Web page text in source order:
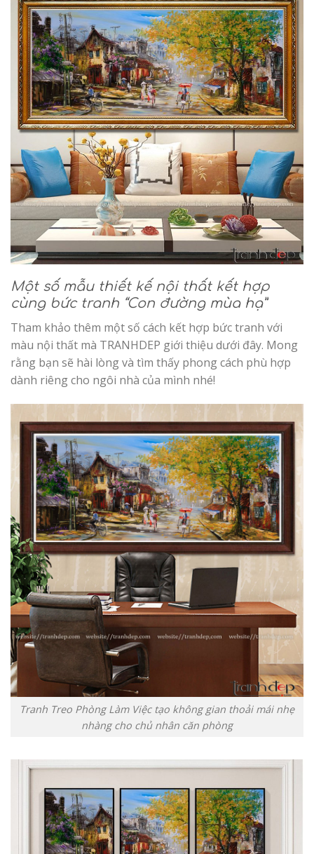
Một số mẫu thiết kế nội thất kết hợp
cùng bức tranh “Con đường mùa hạ”
Tham khảo thêm một số cách kết hợp bức tranh với
màu nội thất mà TRANHDEP giới thiệu dưới đây. Mong
rằng bạn sẽ hài lòng và tìm thấy phong cách phù hợp
dành riêng cho ngôi nhà của mình nhé!
Tranh Treo Phòng Làm Việc tạo không gian thoải mái nhẹ
nhàng cho chủ nhân căn phòng